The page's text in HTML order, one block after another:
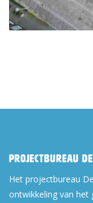
Projectbureau
Het projectbureau
ontwikkeling van het